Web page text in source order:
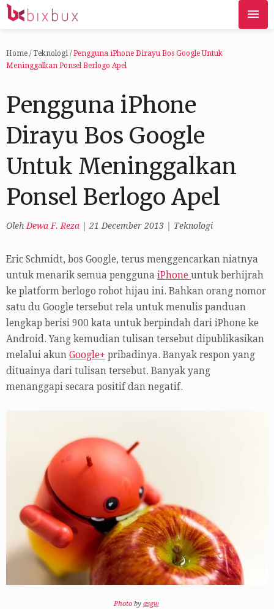
Home / Teknologi / Pengguna iPhone Dirayu Bos Google Untuk
Meninggalkan Ponsel Berlogo Apel
Pengguna iPhone
Dirayu Bos Google
Untuk Meninggalkan
Ponsel Berlogo Apel
Oleh Dewa F. Reza 21 December 2013 Teknologi
Eric Schmidt, bos Google, terus menggencarkan niatnya
untuk menarik semua pengguna iPhone untuk berhijrah
ke platform berlogo robot hijau ini. Bahkan orang nomor
satu du Google tersebut rela untuk menulis panduan
lengkap berisi 900 kata untuk berpindah dari iPhone ke
Android. Yang kemudian tulisan tersebut dipublikasikan
melalui akun Google+ pribadinya. Banyak respon yang
dituainya dari tulisan tersebut. Banyak yang
menanggapi secara positif dan negatif.
Photoby asgw